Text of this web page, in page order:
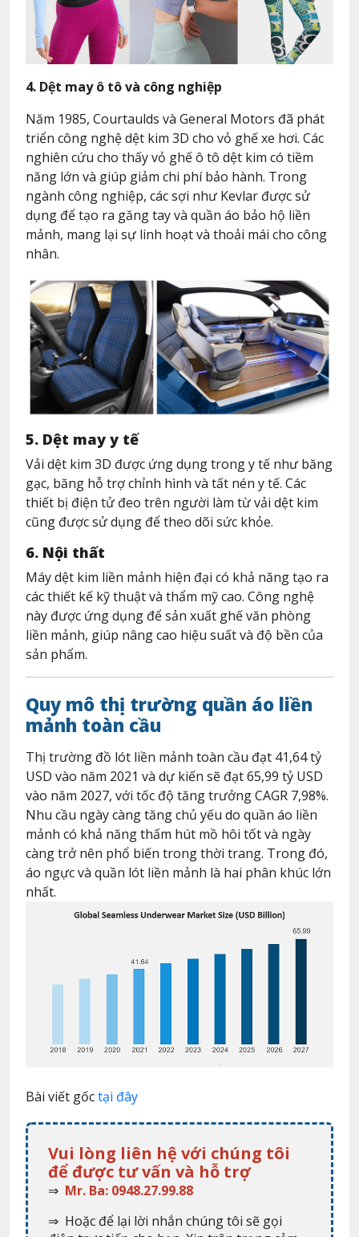
4. Dệt may ô tô và công nghiệp
Năm 1985, Courtaulds và General Motors đã phát
triển công nghệ dệt kim 3D cho vỏ ghế xe hơi. Các
nghiên cứu cho thấy vỏ ghế ô tô dệt kim có tiềm
năng lớn và giúp giảm chi phí bảo hành. Trong
ngành công nghiệp, các sợi như Kevlar được sử
dụng để tạo ra găng tay và quần áo bảo hộ liền
mảnh, mang lại sự linh hoạt và thoải mái cho công
nhân.
5. Dệt may y tế
Vải dệt kim 3D được ứng dụng trong y tế như băng
gạc, băng hỗ trợ chỉnh hình và tất nén y tế. Các
thiết bị điện tử đeo trên người làm từ vải dệt kim
cũng được sử dụng để theo dõi sức khỏe.
6. Nội thất
Máy dệt kim liền mảnh hiện đại có khả năng tạo ra
các thiết kế kỹ thuật và thẩm mỹ cao. Công nghệ
này được ứng dụng để sản xuất ghế văn phòng
liền mảnh, giúp nâng cao hiệu suất và độ bền của
sản phẩm.
Quy mô thị trường quần áo liền
mảnh toàn cầu
Thị trường đồ lót liền mảnh toàn cầu đạt 41,64 tỷ
USD vào năm 2021 và dự kiến sẽ đạt 65,99 tỷ USD
vào năm 2027, với tốc độ tăng trưởng CAGR 7,98%.
Nhu cầu ngày càng tăng chủ yếu do quần áo liền
mảnh có khả năng thấm hút mồ hôi tốt và ngày
càng trở nên phổ biến trong thời trang. Trong đó,
áo ngực và quần lót liền mảnh là hai phân khúc lớn
nhất.
Bài viết gốctại đây
Vui lòng liên hệ với chúng tôi
để được tư vấn và hỗ trợ
⇒ Mr. Ba: 0948.27.99.88
⇒ Hoặc để lại lời nhắn chúng tôi sẽ gọi